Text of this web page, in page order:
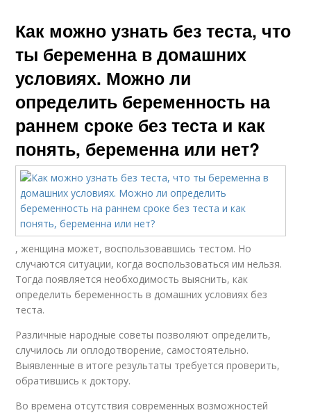
Как можно узнать без теста, что
ты беременна в домашних
условиях. Можно ли
определить беременность на
раннем сроке без теста и как
понять, беременна или нет?
, женщина может, воспользовавшись тестом. Но
случаются ситуации, когда воспользоваться им нельзя.
Тогда появляется необходимость выяснить, как
определить беременность в домашних условиях без
теста.
Различные народные советы позволяют определить,
случилось ли оплодотворение, самостоятельно.
Выявленные в итоге результаты требуется проверить,
обратившись к доктору.
Во времена отсутствия современных возможностей